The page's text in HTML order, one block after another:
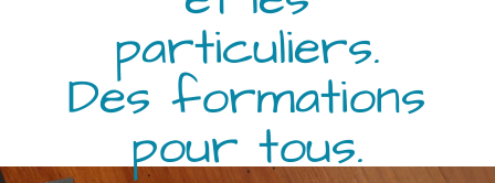
particuliers.
Des formations
pour tous.